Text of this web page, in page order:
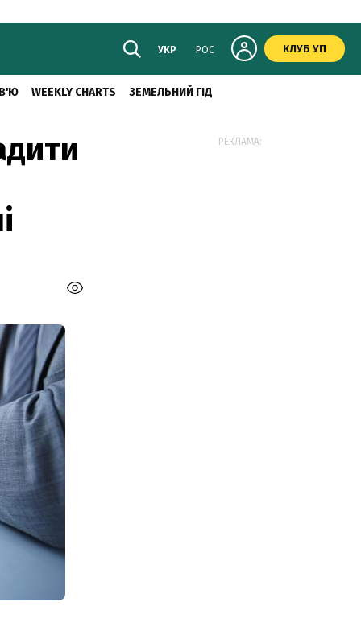
УКР РОС КЛУБ УП
WEEKLY CHARTS ЗЕМЕЛЬНИЙ ГІД
РЕКЛАМА: